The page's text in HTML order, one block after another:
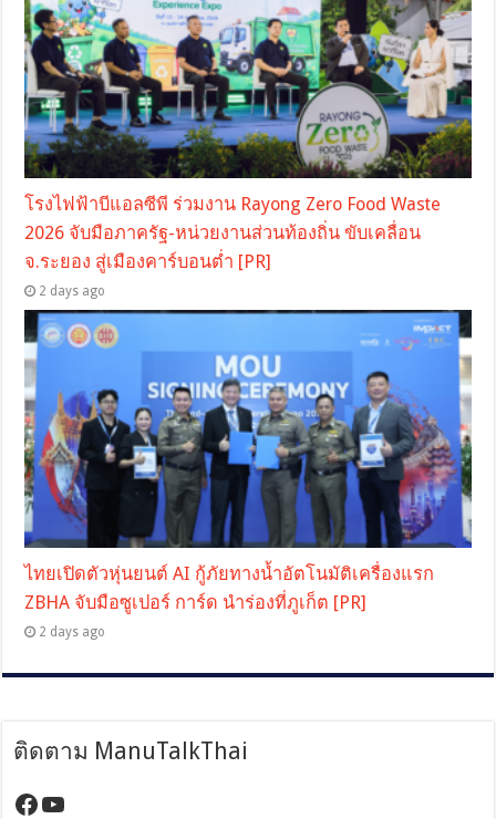
โรงไฟฟ้าบีแอลซีพี ร่วมงาน Rayong Zero Food Waste
2026 จับมือภาครัฐ-หน่วยงานส่วนท้องถิ่น ขับเคลื่อน
จ.ระยอง สู่เมืองคาร์บอนต่ำ [PR]
2 days ago
ไทยเปิดตัวหุ่นยนต์ AI กู้ภัยทางน้ำอัตโนมัติเครื่องแรก
ZBHA จับมือซูเปอร์ การ์ด นำร่องที่ภูเก็ต [PR]
2 days ago
ติดตาม ManuTalkThai
https://www.facebook.com/
YouTube